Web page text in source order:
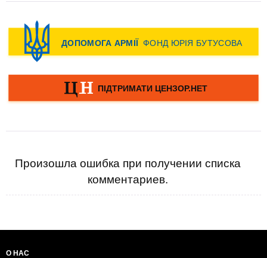
Произошла ошибка при получении списка
комментариев.
О НАС